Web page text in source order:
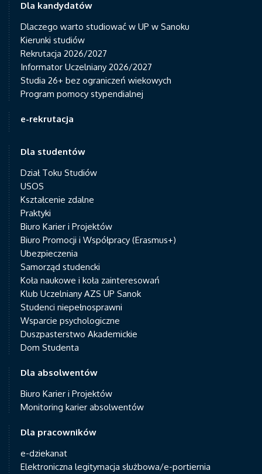
Dla kandydatów
Dlaczego warto studiować w UP w Sanoku
Kierunki studiów
Rekrutacja 2026/2027
Informator Uczelniany 2026/2027
Studia 26+ bez ograniczeń wiekowych
Program pomocy stypendialnej
e-rekrutacja
Dla studentów
Dział Toku Studiów
USOS
Kształcenie zdalne
Praktyki
Biuro Karier i Projektów
Biuro Promocji i Współpracy (Erasmus+)
Ubezpieczenia
Samorząd studencki
Koła naukowe i koła zainteresowań
Klub Uczelniany AZS UP Sanok
Studenci niepełnosprawni
Wsparcie psychologiczne
Duszpasterstwo Akademickie
Dom Studenta
Dla absolwentów
Biuro Karier i Projektów
Monitoring karier absolwentów
Dla pracowników
e-dziekanat
Elektroniczna legitymacja służbowa/e-portiernia